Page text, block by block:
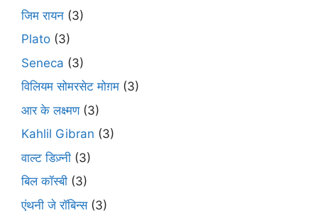
जिम रायन (3)
Plato (3)
Seneca (3)
विलियम सोमरसेट मोग़म (3)
आर के लक्ष्मण(3)
Kahlil Gibran (3)
वाल्ट डिज़्नी (3)
बिल कॉस्बी (3)
एंथनी जे रॉबिन्स(3)